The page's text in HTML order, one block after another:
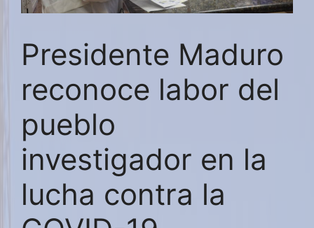
Presidente Maduro
reconoce labor del
pueblo
investigador en la
lucha contra la